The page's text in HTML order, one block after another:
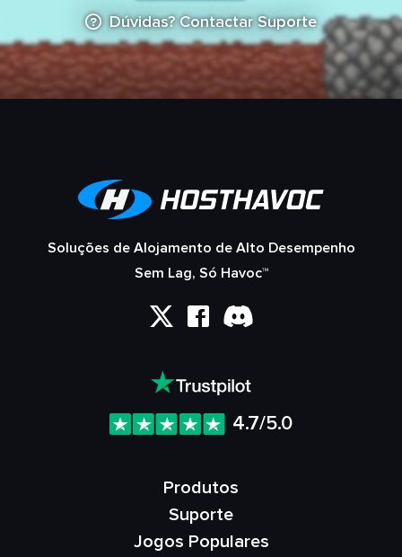
Dúvidas? Contactar Suporte
Soluções de Alojamento de Alto Desempenho
Sem Lag, Só Havoc™
4.7/5.0
Produtos
Suporte
Jogos Populares